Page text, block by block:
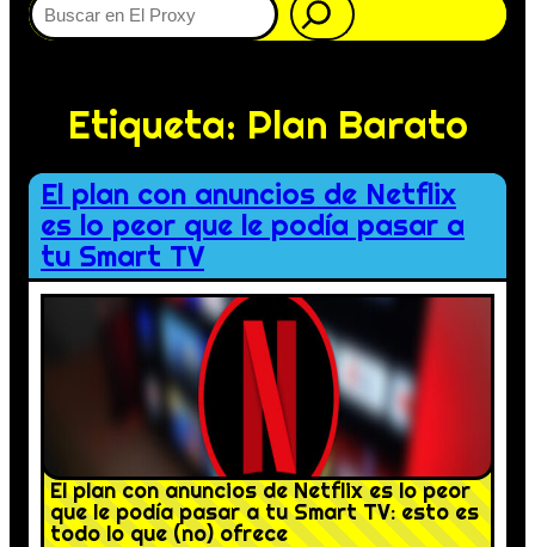
Etiqueta: Plan Barato
El plan con anuncios de Netflix
es lo peor que le podía pasar a
tu Smart TV
El plan con anuncios de Netflix es lo peor
que le podía pasar a tu Smart TV: esto es
todo lo que (no) ofrece